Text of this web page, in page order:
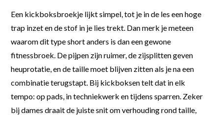
Een kickboksbroekje lijkt simpel, tot je in de les een hoge
trap inzet en de stof in je lies trekt. Dan merk je meteen
waarom dit type short anders is dan een gewone
fitnessbroek. De pijpen zijn ruimer, de zijsplitten geven
heuprotatie, en de taille moet blijven zitten als je na een
combinatie terugstapt. Bij kickboksen telt dat in elk
tempo: op pads, in techniekwerk en tijdens sparren. Zeker
bij dames draait de juiste snit om verhouding rond taille,